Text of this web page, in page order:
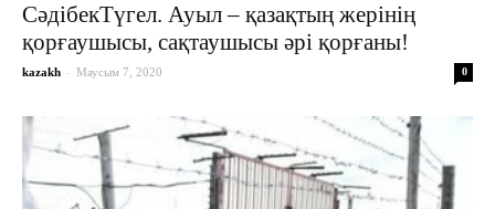
СәдібекТүгел. Ауыл – қазақтың жерінің
қорғаушысы, сақтаушысы әрі қорғаны!
kazakh - Маусым 7, 2020 0